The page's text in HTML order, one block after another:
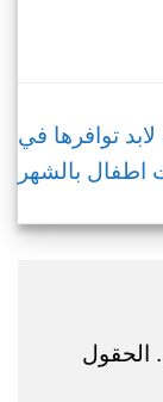
لابد توافرها في
اطفال بالشهر
الحقول